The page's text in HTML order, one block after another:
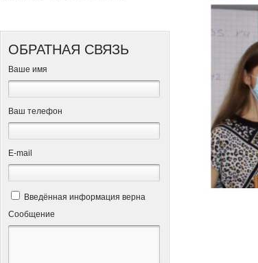
ОБРАТНАЯ СВЯЗЬ
Ваше имя
Ваш телефон
Е-mail
Введённая информация верна
Сообщение